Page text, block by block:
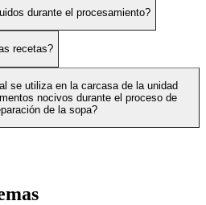
durante el procesamiento?
recetas?
se utiliza en la carcasa de la unidad
nocivos durante el proceso de
de la sopa?